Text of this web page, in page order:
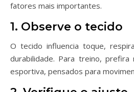
fatores mais importantes.
1. Observe o tecido
O tecido influencia toque,
durabilidade. Para treino,
esportiva, pensados para